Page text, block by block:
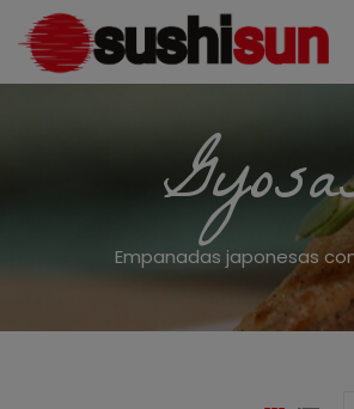
Empanadas japonesas